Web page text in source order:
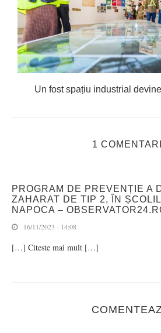
Un fost spațiu industrial
1
PROGRAM DE PREVENȚIE A
ZAHARAT DE TIP 2, ÎN
NAPOCA –
16/11/2023 - 14:08
[…] Citeste mai mult […]